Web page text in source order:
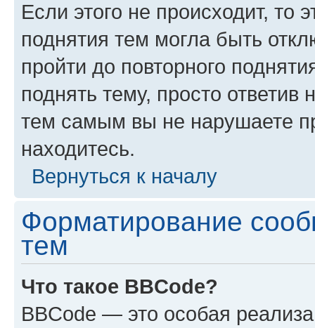
Если этого не происходит, то
поднятия тем могла быть
пройти до повторного
поднять тему, просто ответив
тем самым вы не нарушаете
находитесь.
Вернуться к началу
Форматирование
тем
Что такое BBCode?
BBCode — это особая